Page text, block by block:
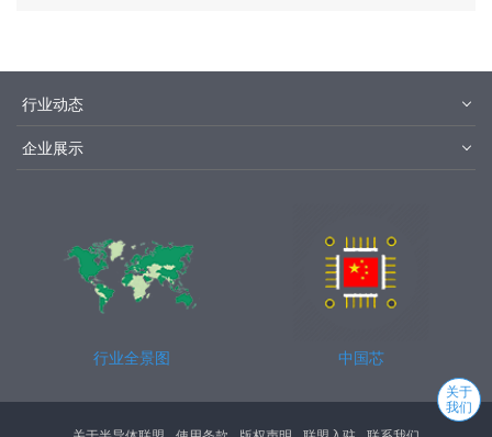
行业动态
企业展示
行业全景图 中国芯
关于
我们